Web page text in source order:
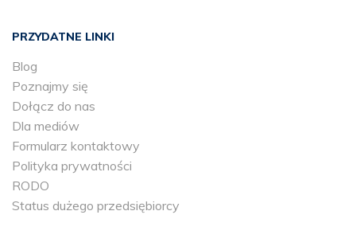
PRZYDATNE LINKI
Blog
Poznajmy się
Dołącz do nas
Dla mediów
Formularz kontaktowy
Polityka prywatności
RODO
Status dużego przedsiębiorcy